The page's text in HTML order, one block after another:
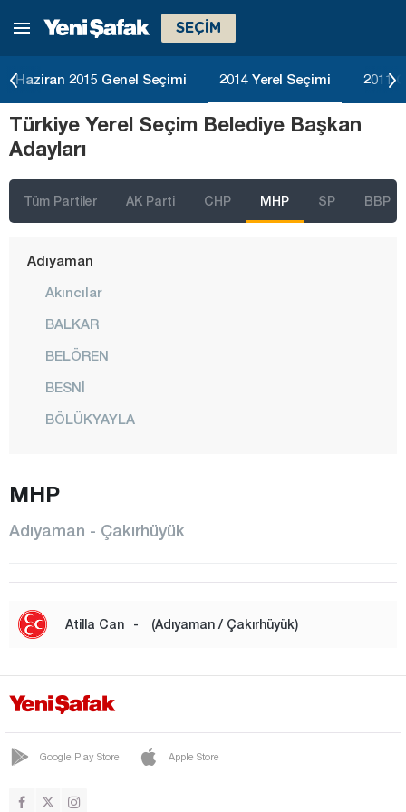
SEÇİM
Haziran 2015 Genel Seçimi 2014 Yerel Seçimi 2011
Türkiye Yerel Seçim Belediye Başkan
Adayları
Tüm Partiler AK Parti CHP MHP SP BBP
İstanbul
Ankara
Adana
Adıyaman
Akıncılar
BALKAR
BELÖREN
BESNİ
BÖLÜKYAYLA
ÇELİKHAN
HARMANLI
İNLİCE
KESMETEPE
KÖMÜR
PINARBAŞI
MHP
Adıyaman - Çakırhüyük
Atilla Can - (Adıyaman / Çakırhüyük)
Google Play Store Apple Store